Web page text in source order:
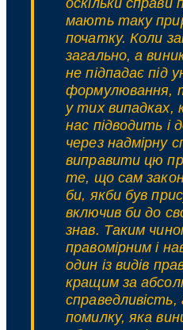
оскільки справи
мають таку
початку. Коли
загально, а
не підпадає під
формулювання,
у тих випадках,
нас підводить і
через надмірну
виправити цю
те, що сам
би, якби був
включив би до
знав. Таким
правомірним і
один із видів
кращим за
помилку, яка